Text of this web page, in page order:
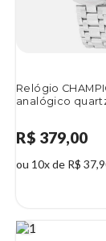
Relógio
analógico quartz
R$ 379,00
ou 10x de R$